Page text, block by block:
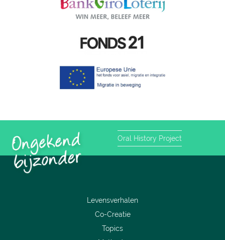
Oral History Project
Levensverhalen
Co-Creatie
Topics